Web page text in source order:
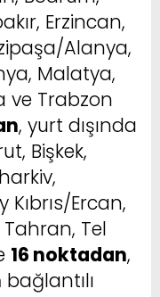
Erzincan,
Alanya,
Malatya,
ve Trabzon
, yurt dışında
Bişkek,
Ercan,
Tel
16 noktadan,
bağlantılı